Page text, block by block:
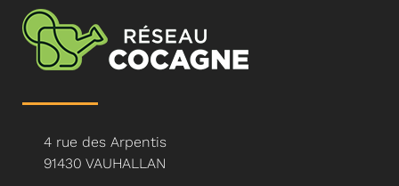
4 rue des Arpentis
91430 VAUHALLAN